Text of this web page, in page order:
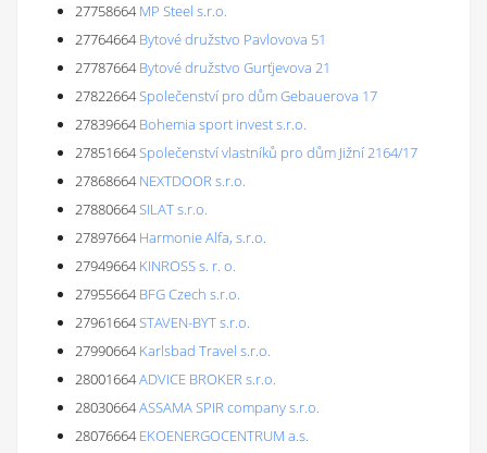
27758664 MP Steel s.r.o.
27764664 Bytové družstvo Pavlovova 51
27787664 Bytové družstvo Gurťjevova 21
27822664Společenství pro dům Gebauerova 17
27839664 Bohemia sport invest s.r.o.
27851664Společenství vlastníků pro dům Jižní 2164/17
27868664 NEXTDOOR s.r.o.
27880664SILAT s.r.o.
27897664 Harmonie Alfa, s.r.o.
27949664 KINROSS s. r. o.
27955664 BFG Czech s.r.o.
27961664STAVEN-BYT s.r.o.
27990664 Karlsbad Travel s.r.o.
28001664ADVICE BROKER s.r.o.
28030664ASSAMA SPIR company s.r.o.
28076664 EKOENERGOCENTRUM a.s.